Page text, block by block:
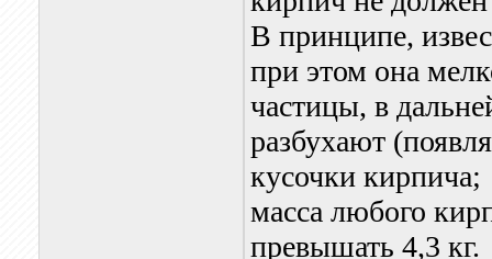
В принципе,
при этом она
частицы, в
разбухают
кусочки кирпича;
масса любого
превышать 4,3 кг.